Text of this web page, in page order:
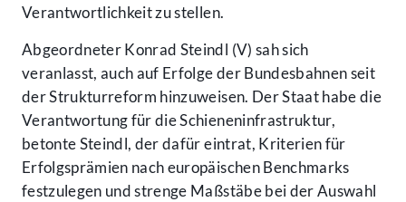
Verantwortlichkeit zu stellen.
Abgeordneter Konrad Steindl (V) sah sich
veranlasst, auch auf Erfolge der Bundesbahnen seit
der Strukturreform hinzuweisen. Der Staat habe die
Verantwortung für die Schieneninfrastruktur,
betonte Steindl, der dafür eintrat, Kriterien für
Erfolgsprämien nach europäischen Benchmarks
festzulegen und strenge Maßstäbe bei der Auswahl